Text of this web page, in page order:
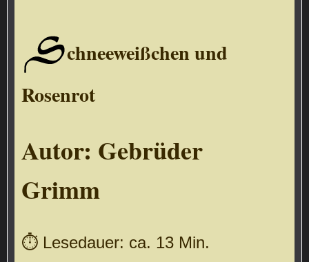
S
chneeweißchen und
Rosenrot
Autor: Gebrüder
Grimm
⏱ Lesedauer: ca. 13 Min.